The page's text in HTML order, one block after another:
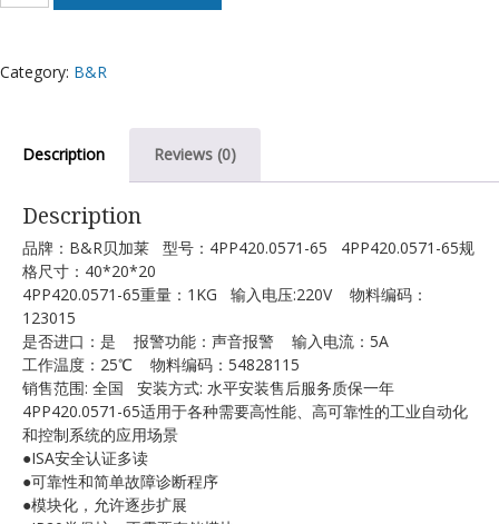
电
Category: B&R
Description Reviews (0)
Description
品牌：B&R贝加莱 型号：4PP420.0571-65 4PP420.0571-65规
格尺寸：40*20*20
4PP420.0571-65重量：1KG 输入电压:220V 物料编码：
123015
是否进口：是 报警功能：声音报警 输入电流：5A
工作温度：25℃ 物料编码：54828115
销售范围: 全国 安装方式: 水平安装售后服务质保一年
4PP420.0571-65适用于各种需要高性能、高可靠性的工业自动化
和控制系统的应用场景
●ISA安全认证多读
●可靠性和简单故障诊断程序
●模块化，允许逐步扩展